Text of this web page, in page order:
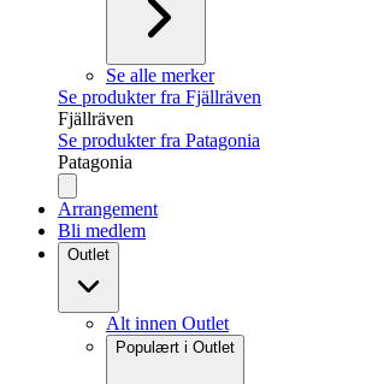
Se alle merker
Se produkter fra Fjällräven
Fjällräven
Se produkter fra Patagonia
Patagonia
Arrangement
Bli medlem
Outlet
Alt innen Outlet
Populært i Outlet